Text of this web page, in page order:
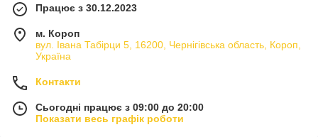
Працює з 30.12.2023
м. Короп
вул. Івана Табірци 5, 16200, Чернігівська область, Короп,
Україна
Контакти
Сьогодні працює з 09:00 до 20:00
Показати весь графік роботи